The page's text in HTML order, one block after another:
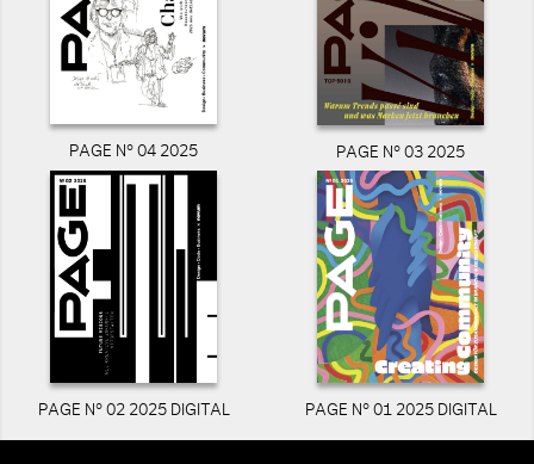
PAGE N° 04 2025 PAGE N° 03 2025
PAGE N° 02 2025 DIGITAL PAGE N° 01 2025 DIGITAL